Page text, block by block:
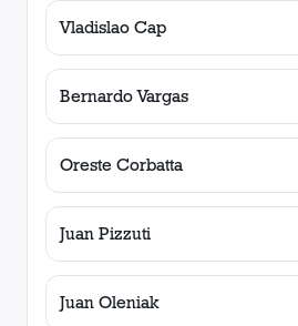
Vladislao Cap
Bernardo Vargas
Oreste Corbatta
Juan Pizzuti
Juan Oleniak